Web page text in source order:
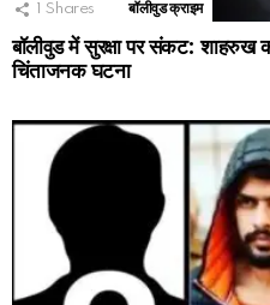
Shares बॉलीवुड क्राइम
बॉलीवुड में सुरक्षा पर संकट:
चिंताजनक घटना